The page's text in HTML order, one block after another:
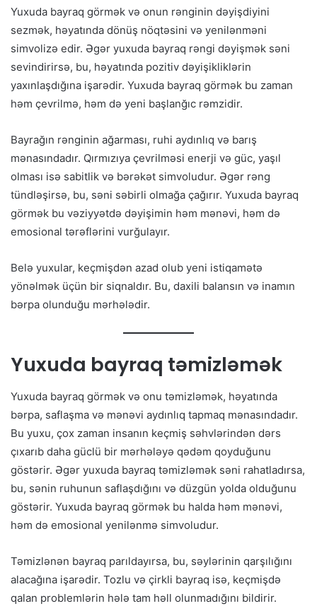
Yuxuda bayraq görmək və onun rənginin dəyişdiyini
sezmək, həyatında dönüş nöqtəsini və yenilənməni
simvolizə edir. Əgər yuxuda bayraq rəngi dəyişmək səni
sevindirirsə, bu, həyatında pozitiv dəyişikliklərin
yaxınlaşdığına işarədir. Yuxuda bayraq görmək bu zaman
həm çevrilmə, həm də yeni başlanğıc rəmzidir.
Bayrağın rənginin ağarması, ruhi aydınlıq və barış
mənasındadır. Qırmızıya çevrilməsi enerji və güc, yaşıl
olması isə sabitlik və bərəkət simvoludur. Əgər rəng
tündləşirsə, bu, səni səbirli olmağa çağırır. Yuxuda bayraq
görmək bu vəziyyətdə dəyişimin həm mənəvi, həm də
emosional tərəflərini vurğulayır.
Belə yuxular, keçmişdən azad olub yeni istiqamətə
yönəlmək üçün bir siqnaldır. Bu, daxili balansın və inamın
bərpa olunduğu mərhələdir.
Yuxuda bayraq təmizləmək
Yuxuda bayraq görmək və onu təmizləmək, həyatında
bərpa, saflaşma və mənəvi aydınlıq tapmaq mənasındadır.
Bu yuxu, çox zaman insanın keçmiş səhvlərindən dərs
çıxarıb daha güclü bir mərhələyə qədəm qoyduğunu
göstərir. Əgər yuxuda bayraq təmizləmək səni rahatladırsa,
bu, sənin ruhunun saflaşdığını və düzgün yolda olduğunu
göstərir. Yuxuda bayraq görmək bu halda həm mənəvi,
həm də emosional yenilənmə simvoludur.
Təmizlənən bayraq parıldayırsa, bu, səylərinin qarşılığını
alacağına işarədir. Tozlu və çirkli bayraq isə, keçmişdə
qalan problemlərin hələ tam həll olunmadığını bildirir.